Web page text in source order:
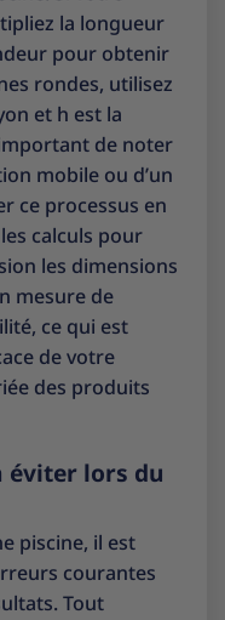
la longueur
pour obtenir
rondes, utilisez
et h est la
de noter
mobile ou d’un
ce processus en
calculs pour
les dimensions
mesure de
ce qui est
de votre
des produits
éviter lors du
piscine, il est
courantes
Tout